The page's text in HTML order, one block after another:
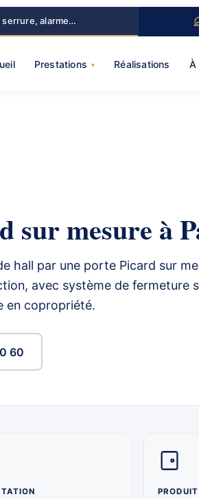
serrure, alarme…
Prestations Réalisations À
sur mesure à
hall par une porte Picard sur
avec système de fermeture
en copropriété.
60
PRODUIT